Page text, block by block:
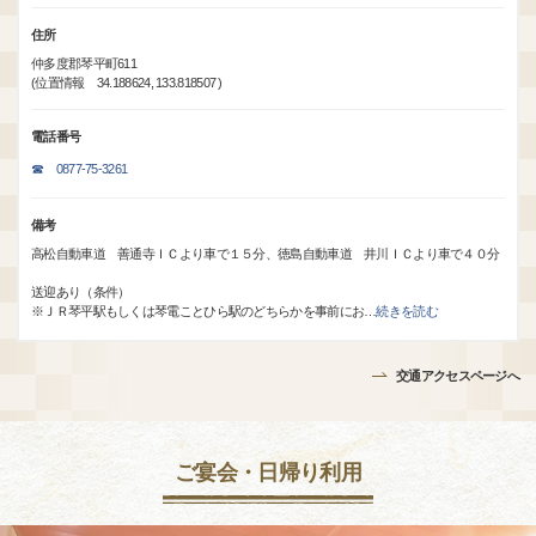
住所
仲多度郡琴平町611
(位置情報 34.188624, 133.818507 )
電話番号
☎ 0877-75-3261
備考
高松自動車道 善通寺ＩＣより車で１５分、徳島自動車道 井川ＩＣより車で４０分
送迎あり（条件）
※ＪＲ琴平駅もしくは琴電ことひら駅のどちらかを事前にお …続きを読む
交通アクセスページへ
ご宴会・日帰り利用